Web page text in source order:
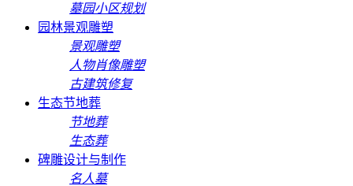
墓园小区规划
园林景观雕塑
景观雕塑
人物肖像雕塑
古建筑修复
生态节地葬
节地葬
生态葬
碑雕设计与制作
名人墓